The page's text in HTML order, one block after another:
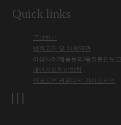
Quick links
문의하기
법적고지 및 이용약관
이상사례/제품문의/품질불만보고
개인정보처리방침
링크드인 커뮤니티 가이드라인